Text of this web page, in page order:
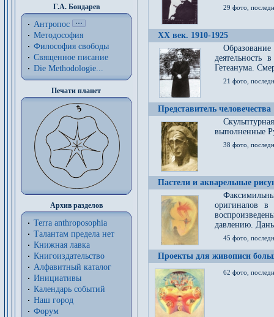
Г.А. Бондарев
Антропос
Методософия
Философия cвободы
Священное писание
Die Methodologie...
Печати планет
Архив разделов
Terra anthroposophia
Талантам предела нет
Книжная лавка
Книгоиздательство
Алфавитный каталог
Инициативы
Календарь событий
Наш город
Форум
29 фото,
XX век. 1910-1925
Образование
деятельность
Гетеанума.
21 фото,
Представитель человечества
выполненные
38 фото,
Пастели и акварельные
оригиналов
давлению.
45 фото,
Проекты для живописи
62 фото,